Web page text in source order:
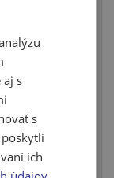
30kg
aj s
s
ich